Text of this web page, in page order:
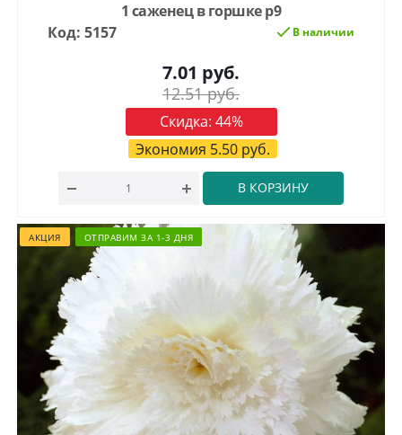
1 саженец в горшке р9
Код: 5157
В наличии
7.01 руб.
12.51руб.
Скидка: 44%
Экономия 5.50руб.
В КОРЗИНУ
АКЦИЯ ОТПРАВИМ ЗА 1-3 ДНЯ